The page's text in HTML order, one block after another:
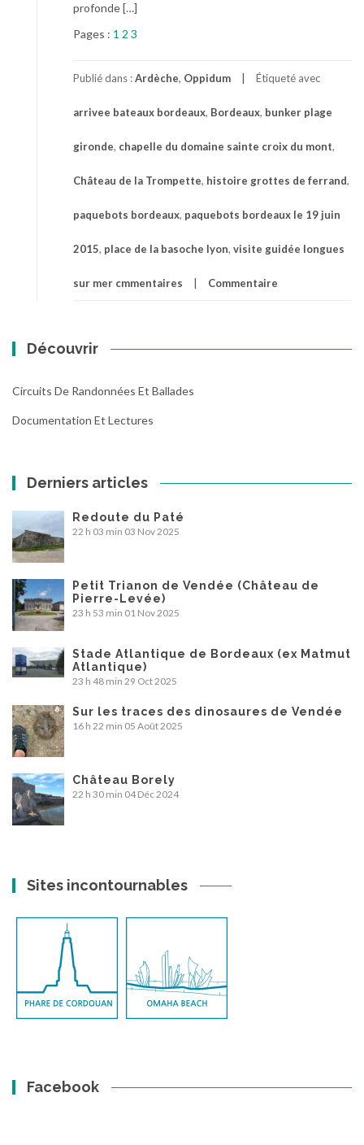
profonde […]
Pages : 1 2 3
Publié dans :Ardèche, Oppidum Étiqueté avec
arrivee bateaux bordeaux, Bordeaux, bunker plage
gironde, chapelle du domaine sainte croix du mont,
Château de la Trompette, histoire grottes de ferrand,
paquebots bordeaux, paquebots bordeaux le 19 juin
2015, place de la basoche lyon, visite guidée longues
sur mer cmmentaires Commentaire
Découvrir
Circuits De Randonnées Et Ballades
Documentation Et Lectures
Derniers articles
Redoute du Paté
22 h 03 min 03 Nov 2025
Petit Trianon de Vendée (Château de
Pierre-Levée)
23 h 53 min 01 Nov 2025
Stade Atlantique de Bordeaux (ex Matmut
Atlantique)
23 h 48 min 29 Oct 2025
Sur les traces des dinosaures de Vendée
16 h 22 min 05 Août 2025
Château Borely
22 h 30 min 04 Déc 2024
Sites incontournables
Facebook